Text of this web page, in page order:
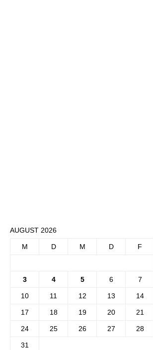
AUGUST 2026
M D M D F
3 4 5 6 7
10 11 12 13 14
17 18 19 20 21
24 25 26 27 28
31